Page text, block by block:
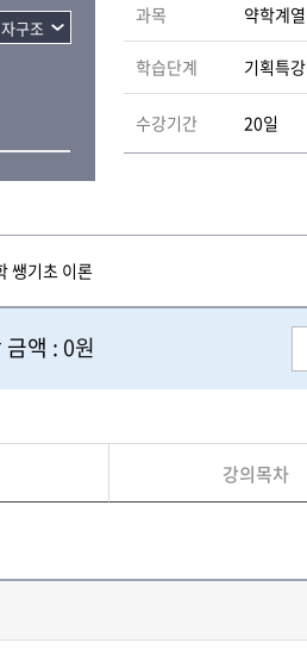
과목 약학계열
학습단계 기획특강
수강기간 20일
쌩기초 이론
금액 : 0원
강의목차